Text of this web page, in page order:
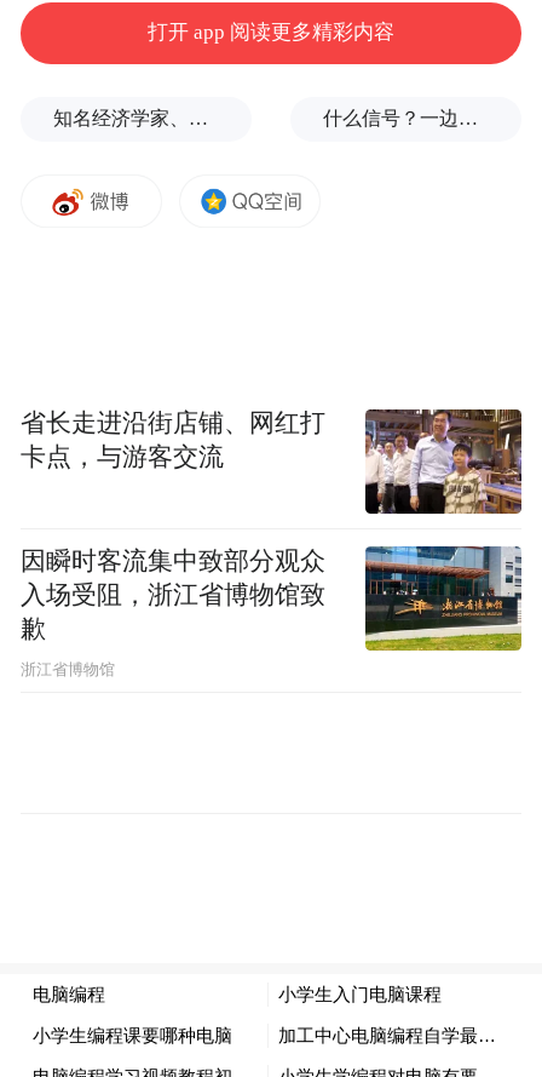
费。正值暑期，大众的旅游度假、休闲消
暑、影视打卡等消费需求旺盛。接下来还有
策的效能，以“真金白银”来助力居民更好消
长政策的期限，或扩大支持范围，和调整贷
款经办机构的范围。
“特别声明：以上作品内容(包括在内的视频、图片或音
频)为凤凰网旗下自媒体平台“大风号”用户上传并发
布，本平台仅提供信息存储空间服务。
打开 app 阅读更多精彩内容
知名经济学家、教育家、出版人高希均辞世，享年90岁 什么信号？一边金价大跌，一边各国央行一直买
省长走进沿街店铺、网红打
卡点，与游客交流
因瞬时客流集中致部分观众
入场受阻，浙江省博物馆致
歉
浙江省博物馆